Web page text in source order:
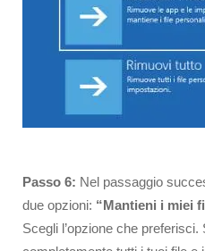
Passo 6: Nel passaggio
due opzioni: “Mantieni i miei
Scegli l’opzione che